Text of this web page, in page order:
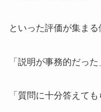
といった評価が集まる
「説明が事務的だった
「質問に十分答えても